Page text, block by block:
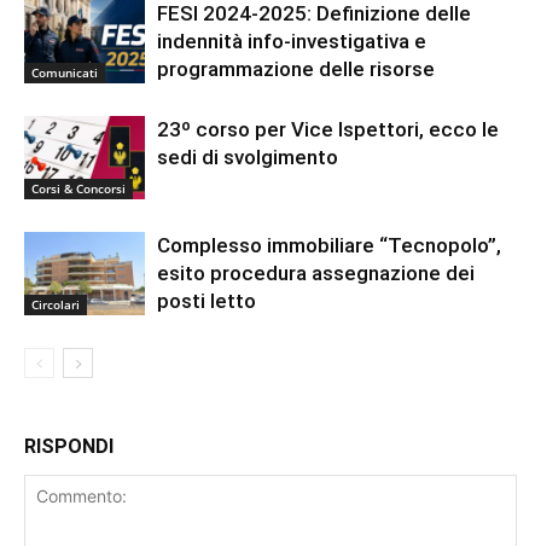
Comunicati
FESI 2024-2025: Definizione delle
indennità info-investigativa e
programmazione delle risorse
Corsi & Concorsi
23º corso per Vice Ispettori, ecco le
sedi di svolgimento
Circolari
Complesso immobiliare “Tecnopolo”,
esito procedura assegnazione dei
posti letto
RISPONDI